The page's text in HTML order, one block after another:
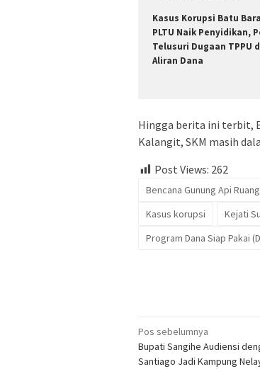
Kasus Korupsi Batu Bara
PLTU Naik Penyidikan,
Telusuri Dugaan TPPU
Aliran Dana
Hingga berita ini terbit,
Kalangit, SKM masih
Post Views: 262
Bencana Gunung Api
Kasus korupsi
Kejati
Program Dana Siap Pakai
Navigasi
pos
Pos sebelumnya
Bupati Sangihe Audiensi
Santiago Jadi Kampung